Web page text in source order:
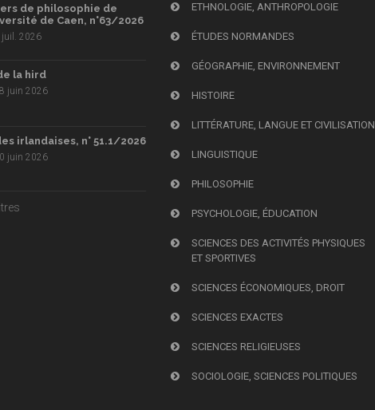
de philosophie de
de Caen, n°63/2026
juil. 2026
la hird
juin 2026
irlandaises, n° 51.1/2026
juin 2026
ETHNOLOGIE, ANTHROPOLOGIE
ÉTUDES NORMANDES
GÉOGRAPHIE, ENVIRONNEMENT
HISTOIRE
LITTÉRATURE, LANGUE ET CIVILISATION
LINGUISTIQUE
PHILOSOPHIE
PSYCHOLOGIE, ÉDUCATION
SCIENCES DES ACTIVITÉS PHYSIQUES
ET SPORTIVES
SCIENCES ÉCONOMIQUES, DROIT
SCIENCES EXACTES
SCIENCES RELIGIEUSES
SOCIOLOGIE, SCIENCES POLITIQUES